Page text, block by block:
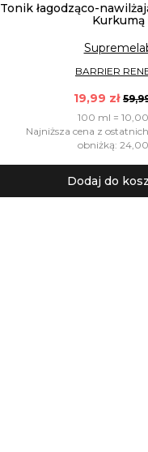
Tonik łagodząco-
Kurkumą
BARRIER
19,99 zł
100 ml = 10,00
Najniższa cena z
obniżką: 24,00
Dodaj do